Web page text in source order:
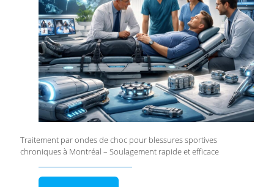
Traitement par ondes de choc pour blessures sportives
chroniques à Montréal – Soulagement rapide et efficace